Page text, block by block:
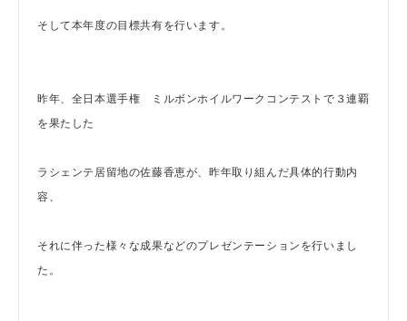
そして本年度の目標共有を行います。
昨年、全日本選手権 ミルボンホイルワークコンテストで３連覇
を果たした
ラシェンテ居留地の佐藤香恵が、昨年取り組んだ具体的行動内
容、
それに伴った様々な成果などのプレゼンテーションを行いまし
た。